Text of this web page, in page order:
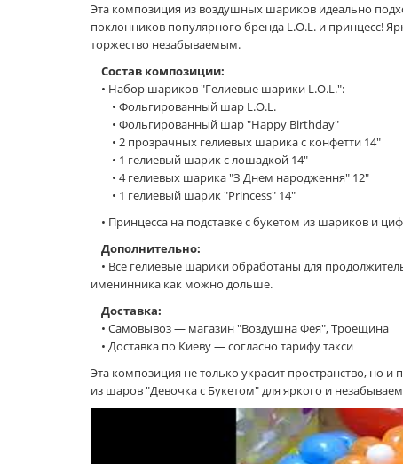
Эта композиция из воздушных шариков идеально
поклонников популярного бренда L.O.L. и принцесс!
торжество незабываемым.
Состав композиции:
• Набор шариков "Гелиевые шарики L.O.L.":
• Фольгированный шар L.O.L.
• Фольгированный шар "Happy Birthday"
• 2 прозрачных гелиевых шарика с конфетти 14"
• 1 гелиевый шарик с лошадкой 14"
• 4 гелиевых шарика "З Днем народження" 12"
• 1 гелиевый шарик "Princess" 14"
• Принцесса на подставке с букетом из шариков и
Дополнительно:
• Все гелиевые шарики обработаны для
именинника как можно дольше.
Доставка:
• Самовывоз — магазин "Воздушна Фея", Троещина
• Доставка по Киеву — согласно тарифу такси
Эта композиция не только украсит пространство, но
из шаров "Девочка с Букетом" для яркого и